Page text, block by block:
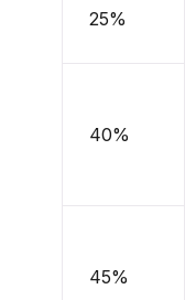
25%
40%
45%